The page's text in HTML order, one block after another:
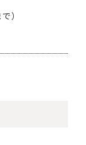
）